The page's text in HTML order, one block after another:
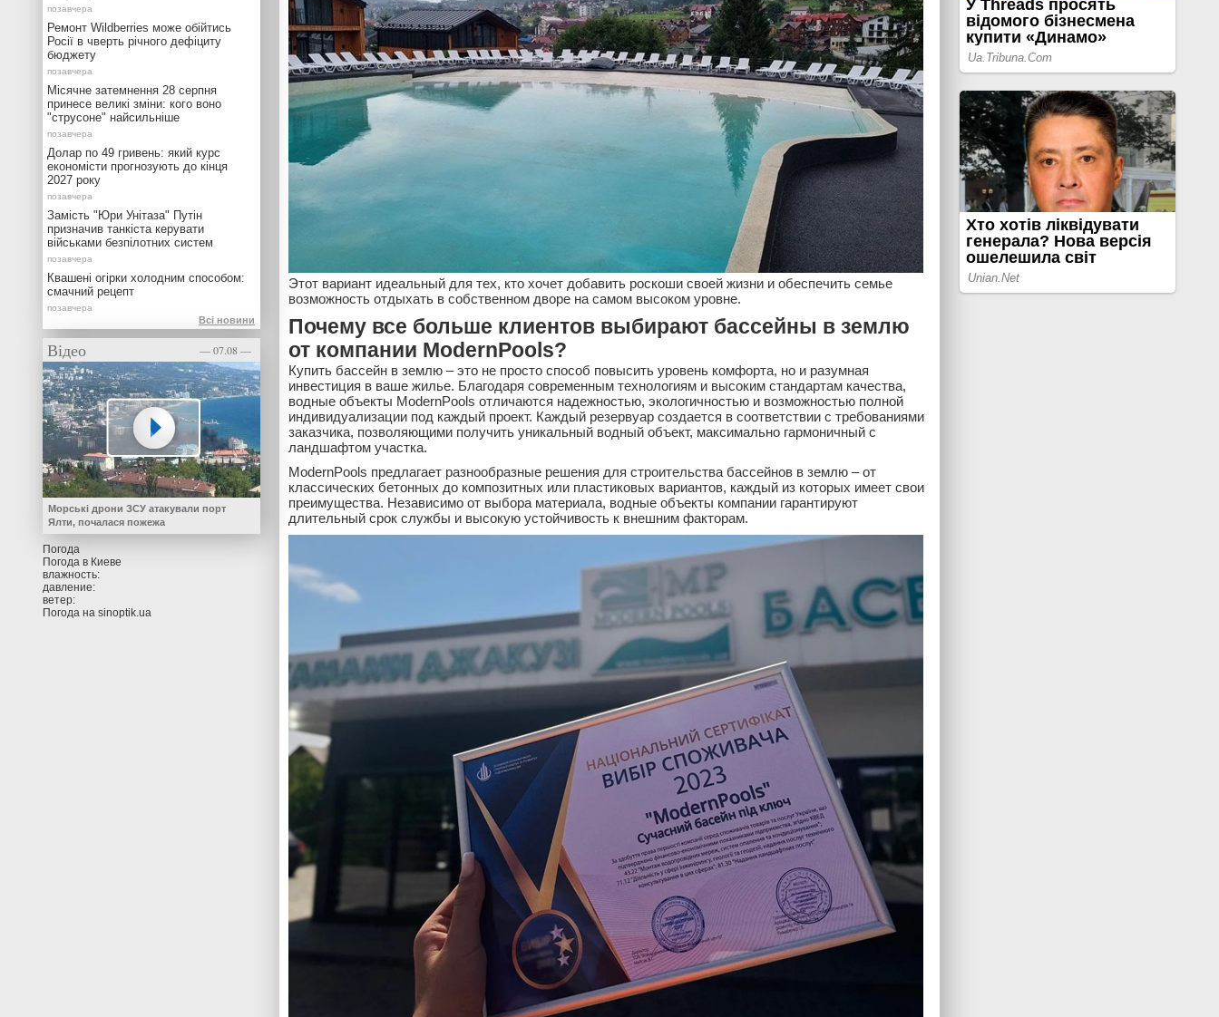
Этот вариант идеальный для тех, кто хочет добавить роскоши своей жизни и обеспечить семье
возможность отдыхать в собственном дворе на самом высоком уровне.
Почему все больше клиентов выбирают бассейны в землю
от компании ModernPools?
Купить бассейн в землю – это не просто способ повысить уровень комфорта, но и разумная
инвестиция в ваше жилье. Благодаря современным технологиям и высоким стандартам качества,
водные объекты ModernPools отличаются надежностью, экологичностью и возможностью полной
индивидуализации под каждый проект. Каждый резервуар создается в соответствии с требованиями
заказчика, позволяющими получить уникальный водный объект, максимально гармоничный с
ландшафтом участка.
ModernPools предлагает разнообразные решения для строительства бассейнов в землю – от
классических бетонных до композитных или пластиковых вариантов, каждый из которых имеет свои
преимущества. Независимо от выбора материала, водные объекты компании гарантируют
длительный срок службы и высокую устойчивость к внешним факторам.
Ремонт Wildberries може обійтись
Росії в чверть річного дефіциту
бюджету
Місячне затемнення 28 серпня
принесе великі зміни: кого воно
"струсоне" найсильніше
Долар по 49 гривень: який курс
економісти прогнозують до кінця
2027 року
Замість "Юри Унітаза" Путін
призначив танкіста керувати
військами безпілотних систем
Квашені огірки холодним способом:
смачний рецепт
Всі новини
Відео — 07.08 —
Морські дрони ЗСУ атакували порт
Ялти, почалася пожежа
Погода
Погода в Киеве
влажность:
давление:
ветер:
Погода на sinoptik.ua